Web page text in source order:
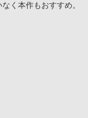
く本作もおすすめ。